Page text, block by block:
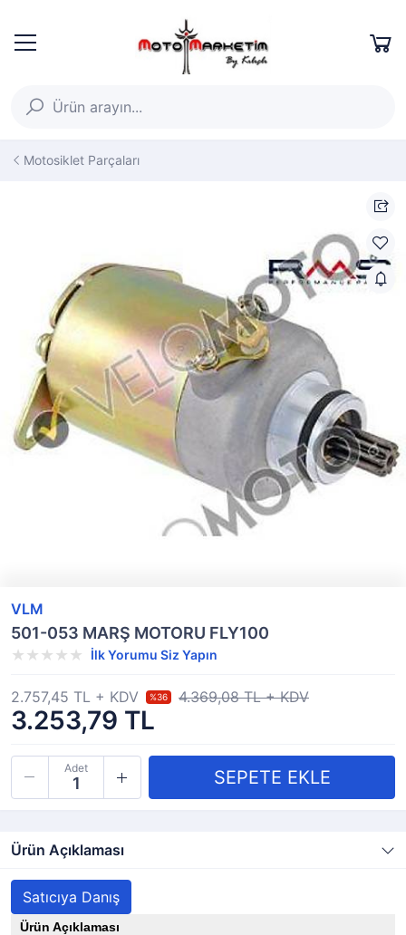
Motosiklet Parçaları
VLM
501-053 MARŞ MOTORU FLY100
İlk Yorumu Siz Yapın
3.253,79 TL
2.757,45 TL + KDV %36 4.369,08 TL + KDV
Adet
Ürün Açıklaması
Satıcıya Danış
Ürün Açıklaması